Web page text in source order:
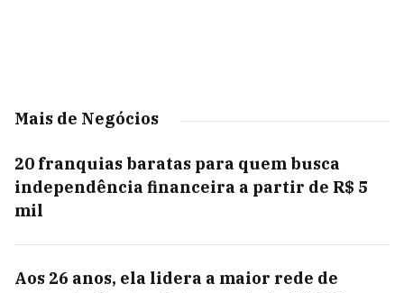
Mais de Negócios
20 franquias baratas para quem busca
independência financeira a partir de R$ 5
mil
Aos 26 anos, ela lidera a maior rede de